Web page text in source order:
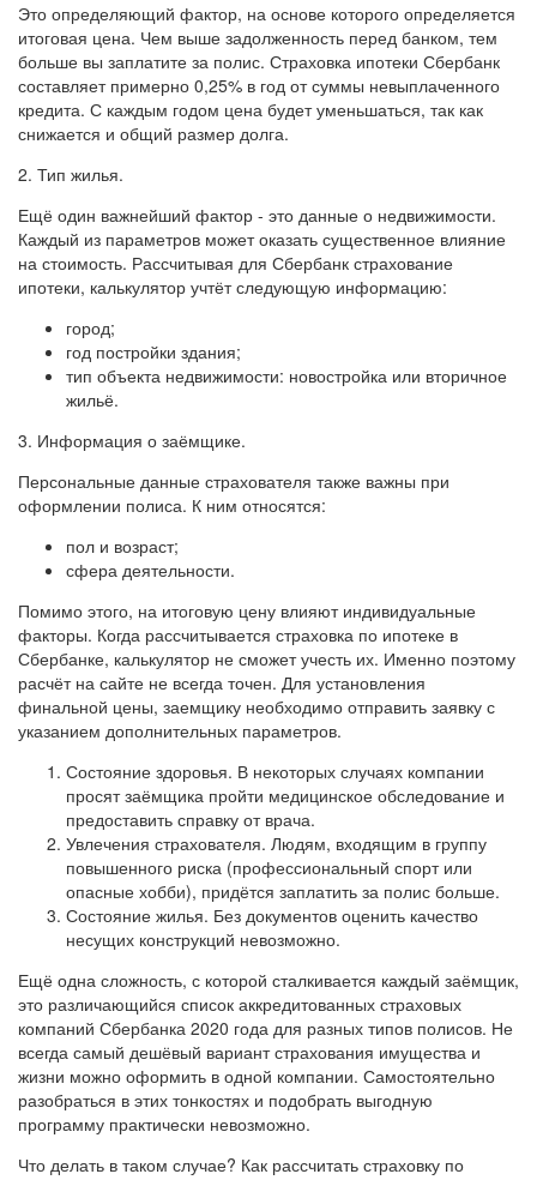
Это определяющий фактор, на основе которого определяется
итоговая цена. Чем выше задолженность перед банком, тем
больше вы заплатите за полис. Страховка ипотеки Сбербанк
составляет примерно 0,25% в год от суммы невыплаченного
кредита. С каждым годом цена будет уменьшаться, так как
снижается и общий размер долга.
2. Тип жилья.
Ещё один важнейший фактор - это данные о недвижимости.
Каждый из параметров может оказать существенное влияние
на стоимость. Рассчитывая для Сбербанк страхование
ипотеки, калькулятор учтёт следующую информацию:
город;
год постройки здания;
тип объекта недвижимости: новостройка или вторичное
жильё.
3. Информация о заёмщике.
Персональные данные страхователя также важны при
оформлении полиса. К ним относятся:
пол и возраст;
сфера деятельности.
Помимо этого, на итоговую цену влияют индивидуальные
факторы. Когда рассчитывается страховка по ипотеке в
Сбербанке, калькулятор не сможет учесть их. Именно поэтому
расчёт на сайте не всегда точен. Для установления
финальной цены, заемщику необходимо отправить заявку с
указанием дополнительных параметров.
Состояние здоровья. В некоторых случаях компании
просят заёмщика пройти медицинское обследование и
предоставить справку от врача.
Увлечения страхователя. Людям, входящим в группу
повышенного риска (профессиональный спорт или
опасные хобби), придётся заплатить за полис больше.
Состояние жилья. Без документов оценить качество
несущих конструкций невозможно.
Ещё одна сложность, с которой сталкивается каждый заёмщик,
это различающийся список аккредитованных страховых
компаний Сбербанка 2020 года для разных типов полисов. Не
всегда самый дешёвый вариант страхования имущества и
жизни можно оформить в одной компании. Самостоятельно
разобраться в этих тонкостях и подобрать выгодную
программу практически невозможно.
Что делать в таком случае? Как рассчитать страховку по